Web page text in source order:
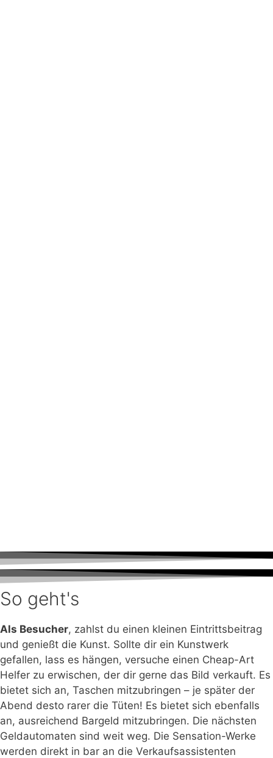
So geht's
Als Besucher, zahlst du einen kleinen Eintrittsbeitrag
und genießt die Kunst. Sollte dir ein Kunstwerk
gefallen, lass es hängen, versuche einen Cheap-Art
Helfer zu erwischen, der dir gerne das Bild verkauft. Es
bietet sich an, Taschen mitzubringen – je später der
Abend desto rarer die Tüten! Es bietet sich ebenfalls
an, ausreichend Bargeld mitzubringen. Die nächsten
Geldautomaten sind weit weg. Die Sensation-Werke
werden direkt in bar an die Verkaufsassistenten